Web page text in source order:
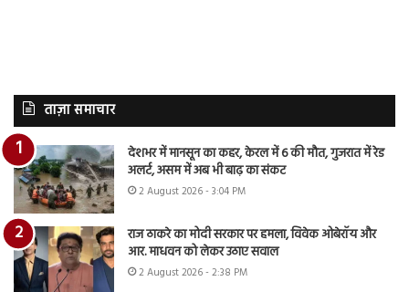
ताज़ा समाचार
देशभर में मानसून का कहर, केरल में 6 की मौत, गुजरात में रेड
अलर्ट, असम में अब भी बाढ़ का संकट
2 August 2026 - 3:04 PM
राज ठाकरे का मोदी सरकार पर हमला, विवेक ओबेरॉय और
आर. माधवन को लेकर उठाए सवाल
2 August 2026 - 2:38 PM